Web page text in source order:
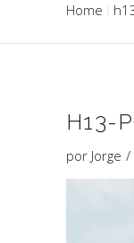
Home
H13-
por Jorge